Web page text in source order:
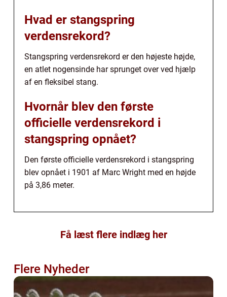
Hvad er stangspring
verdensrekord?
Stangspring verdensrekord er den højeste højde,
en atlet nogensinde har sprunget over ved hjælp
af en fleksibel stang.
Hvornår blev den første
officielle verdensrekord i
stangspring opnået?
Den første officielle verdensrekord i stangspring
blev opnået i 1901 af Marc Wright med en højde
på 3,86 meter.
Få læst flere indlæg her
Flere Nyheder